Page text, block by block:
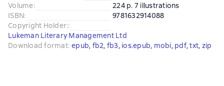
Volume:
224 p. 7 illustrations
ISBN:
9781632914088
Copyright Holder::
Lukeman Literary Management Ltd
Download format: epub, fb2, fb3, ios.epub, mobi, pdf, txt, zip